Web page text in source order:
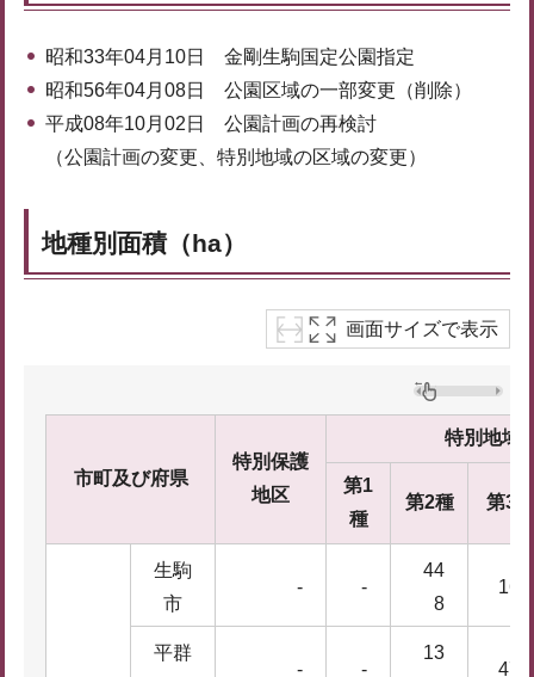
昭和33年04月10日 金剛生駒国定公園指定
昭和56年04月08日 公園区域の一部変更（削除）
平成08年10月02日 公園計画の再検討
（公園計画の変更、特別地域の区域の変更）
地種別面積（ha）
画面サイズで表示
市町及び府県
特別保護
地区
特別地域
第1
種
第2種 第3種
生駒
市
- -
44
8
163
平群
- -
13
470